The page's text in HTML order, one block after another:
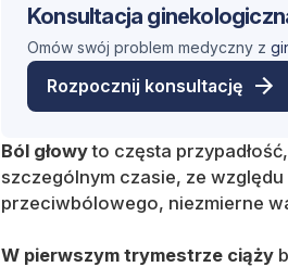
Konsultacja
Omów swój problem medyczny z
Rozpocznij konsultację
Ból głowyto częsta
szczególnym czasie, ze
przeciwbólowego, niezmierne
W pierwszym trymestrze ciąży